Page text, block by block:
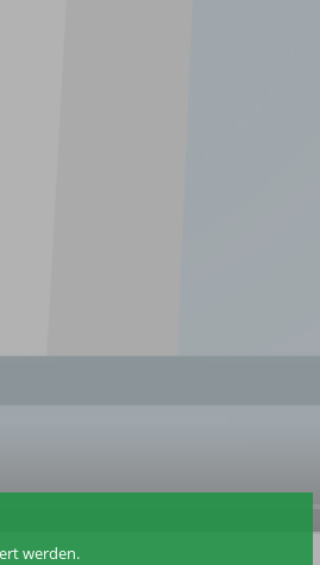
werden.